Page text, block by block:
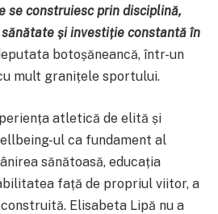
se construiesc prin disciplină,
și investiție constantă în
botoșăneancă, într-un
mult granițele sportului.
atletică de elită și
ul ca fundament al
sănătoasă, educația
față de propriul viitor, a
Elisabeta Lipă nu a